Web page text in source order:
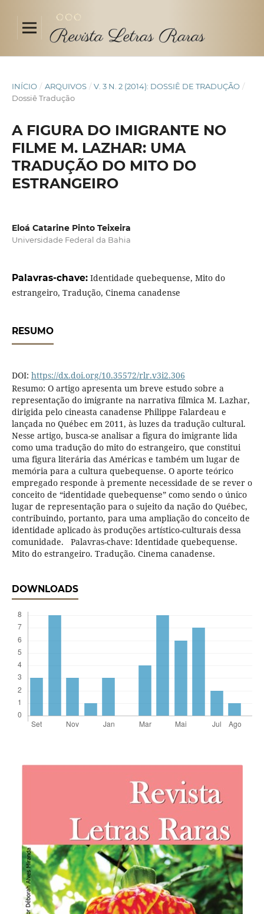
INÍCIO / ARQUIVOS / V. 3 N. 2 (2014): DOSSIÊ DE TRADUÇÃO /
Dossiê Tradução
A FIGURA DO IMIGRANTE NO
FILME M. LAZHAR: UMA
TRADUÇÃO DO MITO DO
ESTRANGEIRO
Eloá Catarine Pinto Teixeira
Universidade Federal da Bahia
Palavras-chave: Identidade quebequense, Mito do
estrangeiro, Tradução, Cinema canadense
RESUMO
DOI: https://dx.doi.org/10.35572/rlr.v3i2.306
Resumo: O artigo apresenta um breve estudo sobre a
representação do imigrante na narrativa fílmica M. Lazhar,
dirigida pelo cineasta canadense Philippe Falardeau e
lançada no Québec em 2011, às luzes da tradução cultural.
Nesse artigo, busca-se analisar a figura do imigrante lida
como uma tradução do mito do estrangeiro, que constitui
uma figura literária das Américas e também um lugar de
memória para a cultura quebequense. O aporte teórico
empregado responde à premente necessidade de se rever o
conceito de “identidade quebequense” como sendo o único
lugar de representação para o sujeito da nação do Québec,
contribuindo, portanto, para uma ampliação do conceito de
identidade aplicado às produções artístico-culturais dessa
comunidade. Palavras-chave: Identidade quebequense.
Mito do estrangeiro. Tradução. Cinema canadense.
DOWNLOADS